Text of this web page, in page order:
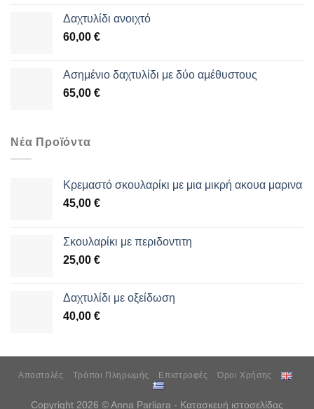
Δαχτυλίδι ανοιχτό
60,00 €
Aσημένιο δαχτυλίδι με δύο αμέθυστους
65,00 €
Νέα Προϊόντα
Κρεμαστό σκουλαρίκι με μια μικρή ακουα μαρινα
45,00 €
Σκουλαρίκι με περιδοντιτη
25,00 €
Δαχτυλίδι με οξείδωση
40,00 €
Αποστολές Τρόποι Πληρωμής Επιστροφές Όροι Χρήσης
Copyright 2026 © Anna Parliara - Κατασκευή ιστοσελίδας